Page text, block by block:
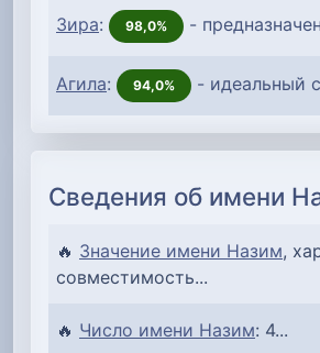
Зира: 98,0% -
Агила: 94,0% - идеальный
Сведения об имени
🔥 Значение имени Назим,
совместимость...
🔥 Число имени Назим: 4...